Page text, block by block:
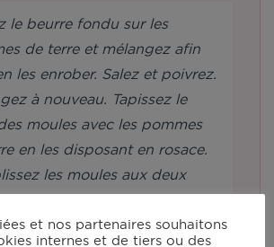
le beurre fondu sur les
de terre et mélangez afin
les enrober. Salez et poivrez.
à nouveau. Tapissez le
moules avec les pommes
en les disposant en rosace.
les moules aux deux
et nos partenaires souhaitons
internes et de tiers ou des